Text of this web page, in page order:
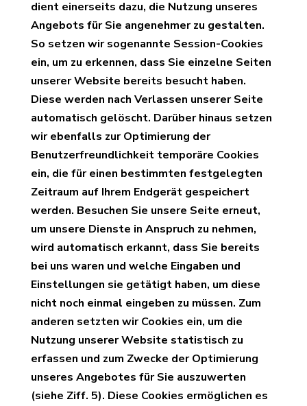
dient einerseits dazu, die Nutzung unseres
Angebots für Sie angenehmer zu gestalten.
So setzen wir sogenannte Session-Cookies
ein, um zu erkennen, dass Sie einzelne Seiten
unserer Website bereits besucht haben.
Diese werden nach Verlassen unserer Seite
automatisch gelöscht. Darüber hinaus setzen
wir ebenfalls zur Optimierung der
Benutzerfreundlichkeit temporäre Cookies
ein, die für einen bestimmten festgelegten
Zeitraum auf Ihrem Endgerät gespeichert
werden. Besuchen Sie unsere Seite erneut,
um unsere Dienste in Anspruch zu nehmen,
wird automatisch erkannt, dass Sie bereits
bei uns waren und welche Eingaben und
Einstellungen sie getätigt haben, um diese
nicht noch einmal eingeben zu müssen. Zum
anderen setzten wir Cookies ein, um die
Nutzung unserer Website statistisch zu
erfassen und zum Zwecke der Optimierung
unseres Angebotes für Sie auszuwerten
(siehe Ziff. 5). Diese Cookies ermöglichen es